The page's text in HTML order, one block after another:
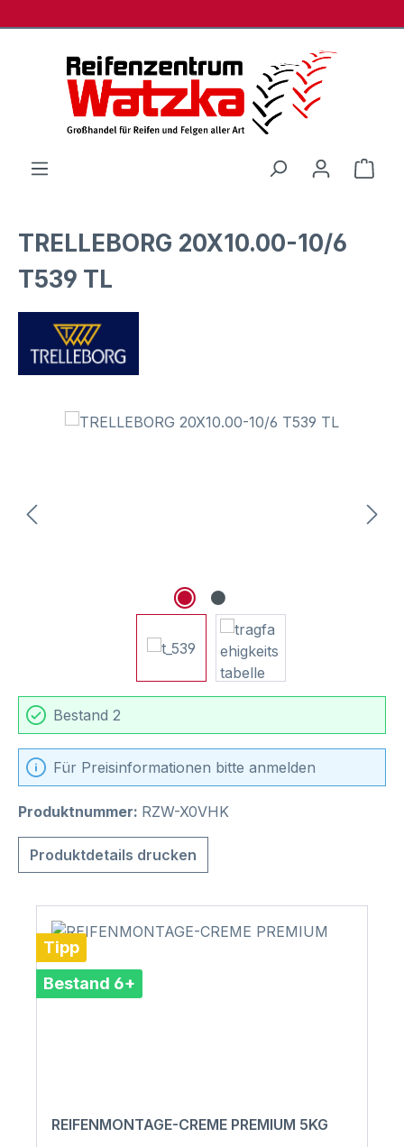
TRELLEBORG 20X10.00-10/6
T539 TL
Bildergalerie überspringen
Bestand 2
Für Preisinformationen bitte anmelden
Produktnummer: RZW-X0VHK
Produktdetails drucken
Tipp
Bestand 6+
REIFENMONTAGE-CREME PREMIUM 5KG